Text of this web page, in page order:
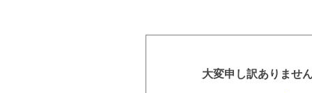
大変申し訳ありませ